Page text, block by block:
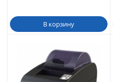
В корзину